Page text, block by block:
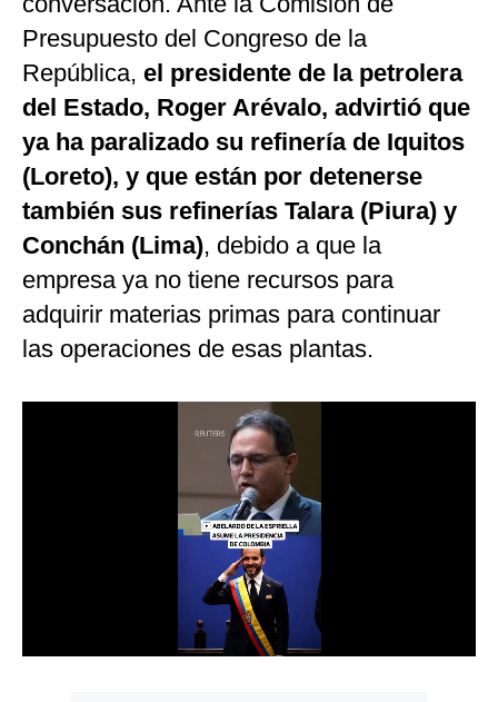
Internacional
Tecnología
Mix
G de Gestión
Podcast
Gestión TV
Videos
Fotogalerías
Presupuesto del Congreso de la
República, el presidente de la petrolera
del Estado, Roger Arévalo, advirtió que
ya ha paralizado su refinería de Iquitos
(Loreto), y que están por detenerse
también sus refinerías Talara (Piura) y
Conchán (Lima), debido a que la
empresa ya no tiene recursos para
adquirir materias primas para continuar
las operaciones de esas plantas.